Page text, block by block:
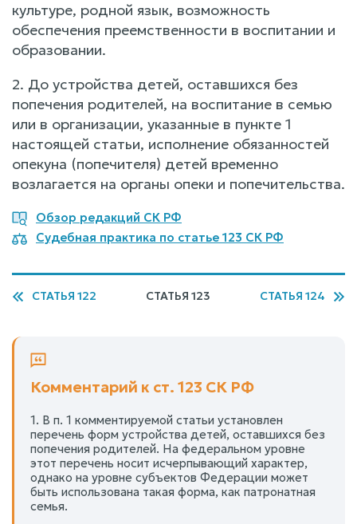
культуре, родной язык, возможность
обеспечения преемственности в воспитании и
образовании.
2. До устройства детей, оставшихся без
попечения родителей, на воспитание в семью
или в организации, указанные в пункте 1
настоящей статьи, исполнение обязанностей
опекуна (попечителя) детей временно
возлагается на органы опеки и попечительства.
Обзор редакций СК РФ
Судебная практика по статье 123 СК РФ
СТАТЬЯ 122 СТАТЬЯ 123 СТАТЬЯ 124
Комментарий к ст. 123 СК РФ
1. В п. 1 комментируемой статьи установлен
перечень форм устройства детей, оставшихся без
попечения родителей. На федеральном уровне
этот перечень носит исчерпывающий характер,
однако на уровне субъектов Федерации может
быть использована такая форма, как патронатная
семья.